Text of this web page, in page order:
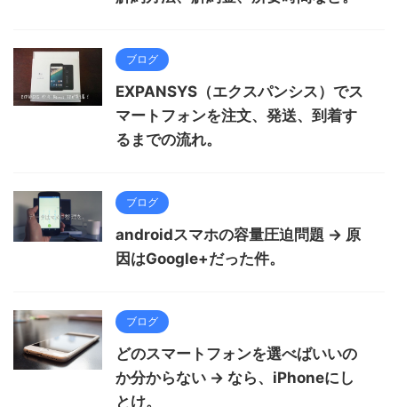
ブログ
EXPANSYS（エクスパンシス）でス
マートフォンを注文、発送、到着す
るまでの流れ。
ブログ
androidスマホの容量圧迫問題 → 原
因はGoogle+だった件。
ブログ
どのスマートフォンを選べばいいの
か分からない → なら、iPhoneにし
とけ。